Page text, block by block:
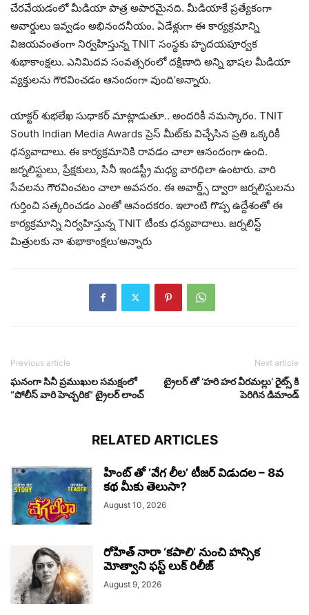
చేరవేయడంలో మీడియా పాత్ర అపారమైనది. మీడియాకే ప్రత్యేకంగా
అవార్డులు ఇవ్వడం అభినందనీయం. ఏడేళ్లుగా ఈ కార్యక్రమాన్ని
విజయవంతంగా నిర్వహిస్తున్న TNIT సంస్థకు హృదయపూర్వక
శుభాకాంక్షలు. ఎనిమిదవ సంవత్సరంలో దక్షిణాది అన్ని భాషల మీడియా
వ్యక్తులను గౌరవించడం ఆనందంగా వుంది’అన్నారు.
యాక్టర్ శుభలేఖ సుధాకర్ మాట్లాడుతూ.. అందరికీ నమస్కారం. TNIT
South Indian Media Awards ప్రెస్ మీట్‌కు విచ్చేసిన ప్రతి ఒక్కరికీ
ధన్యవాదాలు. ఈ కార్యక్రమానికి రావడం చాలా ఆనందంగా ఉంది.
జర్నలిస్టులు, ప్రేక్షకులు, సినీ ఇండస్ట్రీ మధ్య వారధిలా ఉంటారు. వారి
సేవలను గౌరవించటం చాలా అవసరం. ఈ అవార్డ్స్ ద్వారా జర్నలిస్టులను
గుర్తించి సత్కరించడం ఎంతో ఆనందకరం. ఇలాంటి గొప్ప ఉద్దేశంతో ఈ
కార్యక్రమాన్ని నిర్వహిస్తున్న TNIT టీంకు ధన్యవాదాలు. జర్నలిస్ట్
మిత్రులకు నా శుభాకాంక్షలు’అన్నారు
Previous article
ఘనంగా సినీ ప్రముఖుల సమక్షంలో
“పోలీస్ వారి హెచ్చరిక” ట్రైలర్ లాంచ్
Next article
ట్రైలర్ తో ‘హరి హర వీరమల్లు’ రైట్స్ కి
పెరిగిన డిమాండ్
RELATED ARTICLES
హింట్ తో ‘వేగ లీల’ టీజర్ విడుదల – 8వ
కథ మీకు తెలుసా?
August 10, 2026
రోహిత్ నారా ‘కపాలి’ నుంచి హన్సిక
మోత్వాని ఫస్ట్ లుక్ రిలీజ్
August 9, 2026